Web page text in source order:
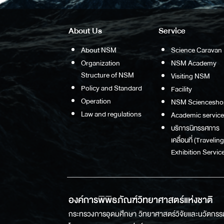
About Us
About NSM
Organization
Structure of NSM
Policy and Standard
Operation
Law and regulations
Service
Science Caravan
NSM Academy
Visiting NSM
Facility
NSM
Academic service
บริการนิทรรศการ
เคลื่อนที่ (Traveling
Exhibition
องค์การพิพิธภัณฑ์วิทยาศาสตร์แห่งชาติ
กระทรวงการอุดมศึกษา วิทยาศาสตร์วิจัยและนวัตก